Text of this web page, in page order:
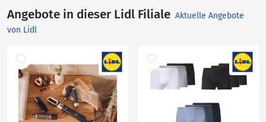
Angebote in dieser Lidl Filiale Aktuelle Angebote
von Lidl